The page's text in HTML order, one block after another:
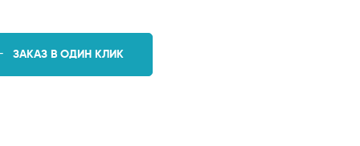
ЗАКАЗ В ОДИН КЛИК